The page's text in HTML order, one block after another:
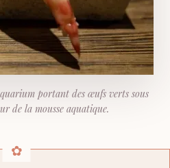
portant des œufs verts sous
de la mousse aquatique.